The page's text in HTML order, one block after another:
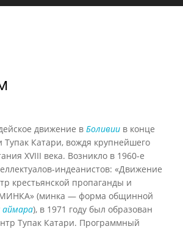
движение в Боливии в конце
Тупак Катари, вождя крупнейшего
XVIII века. Возникло в 1960-е
индеанистов: «Движение
крестьянской пропаганды и
(минка — форма общинной
аймара), в 1971 году был образован
Тупак Катари. Программный